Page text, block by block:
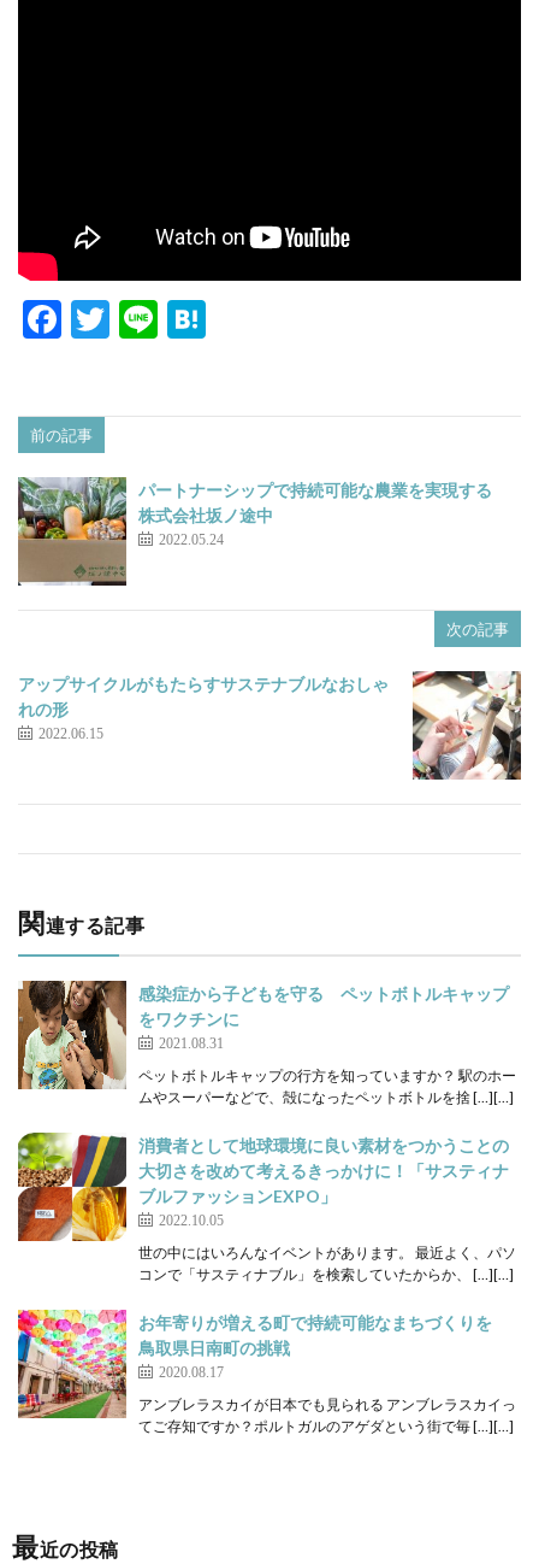
F
b
o
o
k
T
Li
前の記事
パートナーシップで持続可能な農業を実現する
株式会社坂ノ途中
2022.05.24
次の記事
アップサイクルがもたらすサステナブルなおしゃ
れの形
2022.06.15
関連する記事
感染症から子どもを守る ペットボトルキャップ
をワクチンに
2021.08.31
ペットボトルキャップの行方を知っていますか？ 駅のホー
ムやスーパーなどで、殻になったペットボトルを捨 […][…]
消費者として地球環境に良い素材をつかうことの
大切さを改めて考えるきっかけに！「サスティナ
ブルファッションEXPO」
2022.10.05
世の中にはいろんなイベントがあります。 最近よく、パソ
コンで「サスティナブル」を検索していたからか、 […][…]
お年寄りが増える町で持続可能なまちづくりを
鳥取県日南町の挑戦
2020.08.17
アンブレラスカイが日本でも見られる アンブレラスカイっ
てご存知ですか？ポルトガルのアゲダという街で毎 […][…]
最近の投稿